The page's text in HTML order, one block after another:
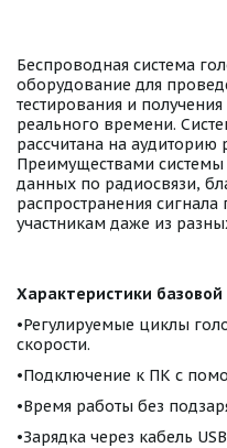
Беспроводная система
оборудование для
тестирования и
реального времени.
рассчитана на аудиторию
Преимуществами системы
данных по радиосвязи,
распространения сигнала
участникам даже из
Характеристики базовой
•Регулируемые циклы
скорости.
•Подключение к ПК с
•Время работы без
•Зарядка через кабель